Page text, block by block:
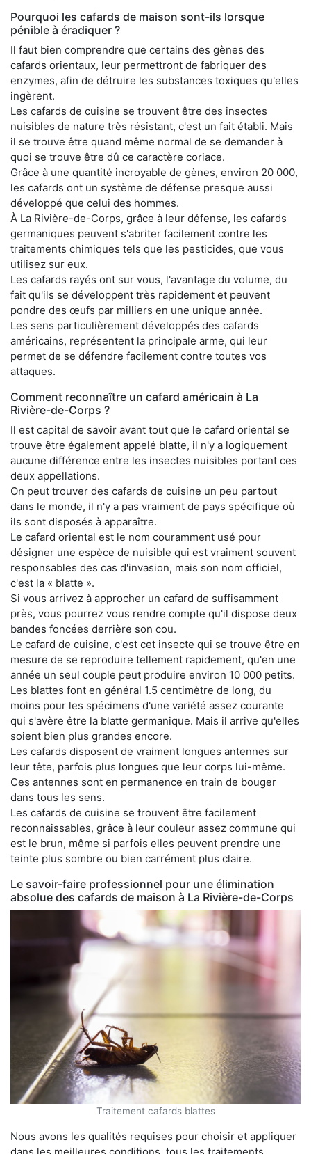
Pourquoi les cafards de maison sont-ils lorsque
pénible à éradiquer ?
Il faut bien comprendre que certains des gènes des
cafards orientaux, leur permettront de fabriquer des
enzymes, afin de détruire les substances toxiques qu'elles
ingèrent.
Les cafards de cuisine se trouvent être des insectes
nuisibles de nature très résistant, c'est un fait établi. Mais
il se trouve être quand même normal de se demander à
quoi se trouve être dû ce caractère coriace.
Grâce à une quantité incroyable de gènes, environ 20 000,
les cafards ont un système de défense presque aussi
développé que celui des hommes.
À La Rivière-de-Corps, grâce à leur défense, les cafards
germaniques peuvent s'abriter facilement contre les
traitements chimiques tels que les pesticides, que vous
utilisez sur eux.
Les cafards rayés ont sur vous, l'avantage du volume, du
fait qu'ils se développent très rapidement et peuvent
pondre des œufs par milliers en une unique année.
Les sens particulièrement développés des cafards
américains, représentent la principale arme, qui leur
permet de se défendre facilement contre toutes vos
attaques.
Comment reconnaître un cafard américain à La
Rivière-de-Corps ?
Il est capital de savoir avant tout que le cafard oriental se
trouve être également appelé blatte, il n'y a logiquement
aucune différence entre les insectes nuisibles portant ces
deux appellations.
On peut trouver des cafards de cuisine un peu partout
dans le monde, il n'y a pas vraiment de pays spécifique où
ils sont disposés à apparaître.
Le cafard oriental est le nom couramment usé pour
désigner une espèce de nuisible qui est vraiment souvent
responsables des cas d'invasion, mais son nom officiel,
c'est la « blatte ».
Si vous arrivez à approcher un cafard de suffisamment
près, vous pourrez vous rendre compte qu'il dispose deux
bandes foncées derrière son cou.
Le cafard de cuisine, c'est cet insecte qui se trouve être en
mesure de se reproduire tellement rapidement, qu'en une
année un seul couple peut produire environ 10 000 petits.
Les blattes font en général 1.5 centimètre de long, du
moins pour les spécimens d'une variété assez courante
qui s'avère être la blatte germanique. Mais il arrive qu'elles
soient bien plus grandes encore.
Les cafards disposent de vraiment longues antennes sur
leur tête, parfois plus longues que leur corps lui-même.
Ces antennes sont en permanence en train de bouger
dans tous les sens.
Les cafards de cuisine se trouvent être facilement
reconnaissables, grâce à leur couleur assez commune qui
est le brun, même si parfois elles peuvent prendre une
teinte plus sombre ou bien carrément plus claire.
Le savoir-faire professionnel pour une élimination
absolue des cafards de maison à La Rivière-de-Corps
Traitement cafards blattes
Nous avons les qualités requises pour choisir et appliquer
dans les meilleures conditions, tous les traitements